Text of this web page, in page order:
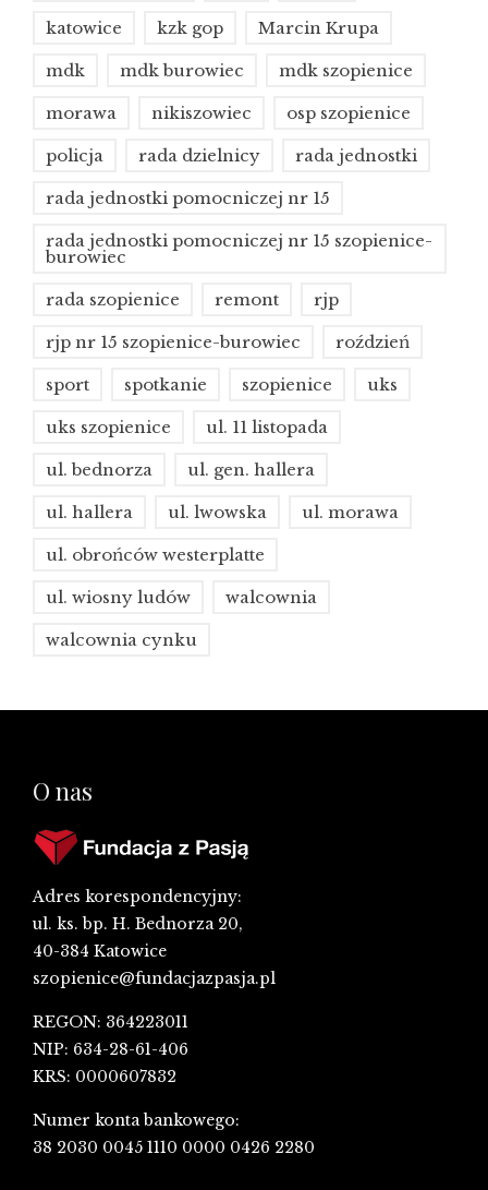
katowice kzk gop Marcin Krupa
mdk mdk burowiec mdk szopienice
morawa nikiszowiec osp szopienice
policja rada dzielnicy rada jednostki
rada jednostki pomocniczej nr 15
rada jednostki pomocniczej nr 15 szopienice-
burowiec
rada szopienice remont rjp
rjp nr 15 szopienice-burowiec roździeń
sport spotkanie szopienice uks
uks szopienice ul. 11 listopada
ul. bednorza ul. gen. hallera
ul. hallera ul. lwowska ul. morawa
ul. obrońców westerplatte
ul. wiosny ludów walcownia
walcownia cynku
O nas
Adres korespondencyjny:
ul. ks. bp. H. Bednorza 20,
40-384 Katowice
szopienice@fundacjazpasja.pl
REGON: 364223011
NIP: 634-28-61-406
KRS: 0000607832
Numer konta bankowego:
38 2030 0045 1110 0000 0426 2280